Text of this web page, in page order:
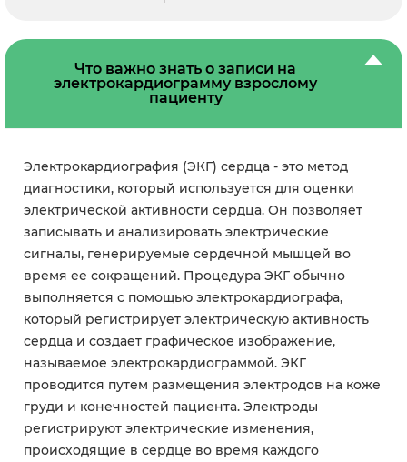
Что важно знать о записи на
электрокардиограмму взрослому
пациенту
Электрокардиография (ЭКГ) сердца - это метод
диагностики, который используется для оценки
электрической активности сердца. Он позволяет
записывать и анализировать электрические
сигналы, генерируемые сердечной мышцей во
время ее сокращений. Процедура ЭКГ обычно
выполняется с помощью электрокардиографа,
который регистрирует электрическую активность
сердца и создает графическое изображение,
называемое электрокардиограммой. ЭКГ
проводится путем размещения электродов на коже
груди и конечностей пациента. Электроды
регистрируют электрические изменения,
происходящие в сердце во время каждого